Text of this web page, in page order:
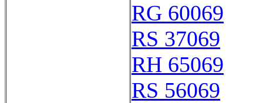
RG 60069
RS 37069
RH 65069
RS 56069